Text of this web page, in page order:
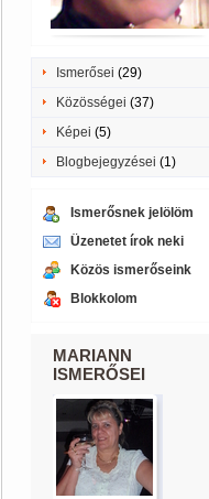
Ismerősei (29)
Közösségei (37)
Képei (5)
Blogbejegyzései (1)
Ismerősnek jelölöm
Üzenetet írok neki
Közös ismerőseink
Blokkolom
MARIANN
ISMERŐSEI